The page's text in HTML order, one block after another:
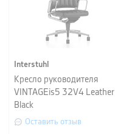
Interstuhl
Кресло руководителя
VINTAGEis5 32V4 Leather
Black
Оставить отзыв